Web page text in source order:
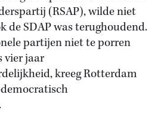
(RSAP), wilde niet
de SDAP was terughoudend.
partijen niet te porren
vier jaar
kreeg Rotterdam